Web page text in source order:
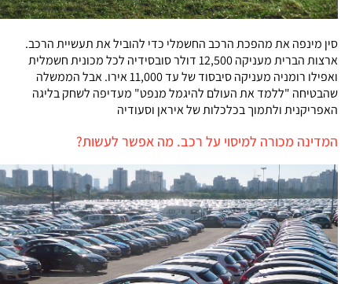
סין מינפה את מהפכת הרכב החשמלי כדי להוביל את תעשיית הרכב.
ארצות הברית מעניקה 12,500 דולר סובסידיה לכל מכונית חשמלית
ואפילו רומניה מעניקה סיבסוד של עד 11,000 אירו. אבל הממשלה
שהבטיחה "ללמד את העולם להיגמל מנפט" מעדיפה לשחק בליגה
האפריקנית ולתמוך בכלכלות של איראן וסעודיה
המדינה מכורה למיסוי על רכב. מה אפשר לעשות?